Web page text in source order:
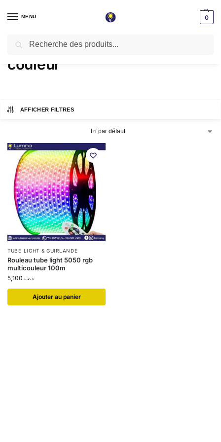
MENU 0
Accueil / Produits identifiés “couleur”
couleur
AFFICHER FILTRES
TUBE LIGHT & GUIRLANDE
Rouleau tube light 5050 rgb
multicouleur 100m
د.ت
Ajouter au panier